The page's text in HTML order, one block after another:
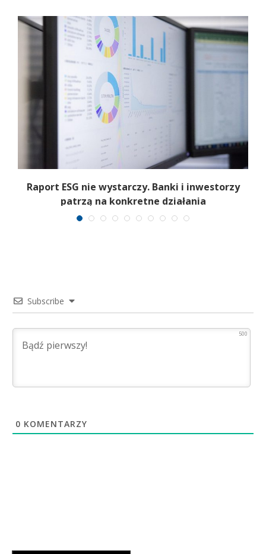
Raport ESG nie wystarczy. Banki i inwestorzy
patrzą na konkretne działania
Subscribe
500
0 KOMENTARZY